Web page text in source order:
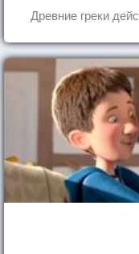
Древние греки